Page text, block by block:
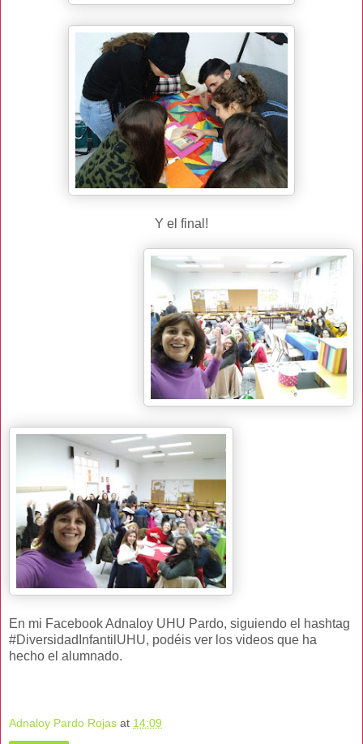
Y el final!
En mi Facebook Adnaloy UHU Pardo, siguiendo el hashtag
#DiversidadInfantilUHU, podéis ver los videos que ha
hecho el alumnado.
Adnaloy Pardo Rojas at 14:09